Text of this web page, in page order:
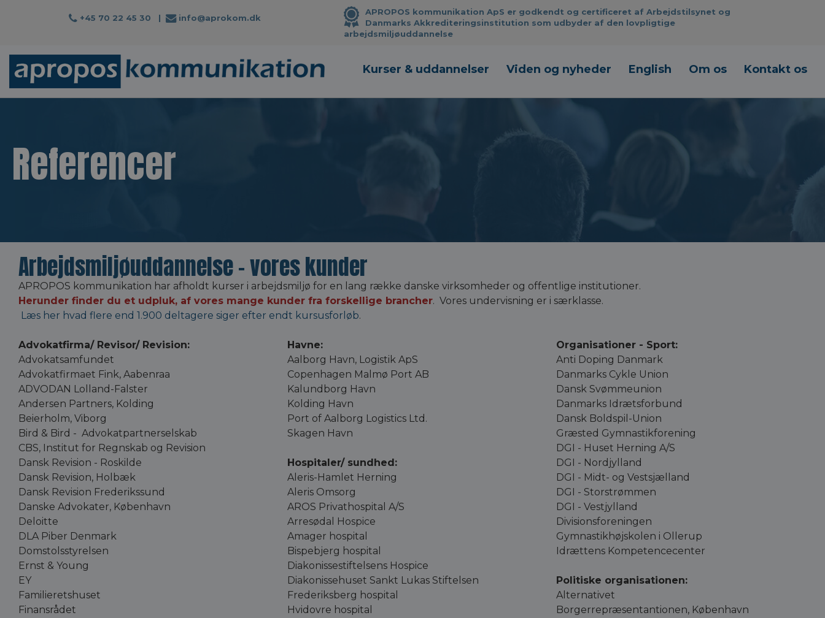
+45 70 22 45 30 | info@aprokom.dk
APROPOS kommunikation ApS er godkendt og certificeret af Arbejdstilsynet og
Danmarks Akkrediteringsinstitution som udbyder af den lovpligtige
arbejdsmiljøuddannelse
Kurser & uddannelser Viden og nyheder English Om os Kontakt os
Referencer
Arbejdsmiljøuddannelse - vores kunder
APROPOS kommunikation har afholdt kurser i arbejdsmiljø for en lang række danske virksomheder og offentlige institutioner.
Herunder finder du et udpluk, af vores mange kunder fra forskellige brancher. Vores undervisning er i særklasse.
Læs her hvad flere end 1.900 deltagere siger efter endt kursusforløb.
Advokatfirma/ Revisor/ Revision:
Advokatsamfundet
Advokatfirmaet Fink, Aabenraa
ADVODAN Lolland-Falster
Andersen Partners, Kolding
Beierholm, Viborg
Bird & Bird - Advokatpartnerselskab
CBS, Institut for Regnskab og Revision
Dansk Revision - Roskilde
Dansk Revision, Holbæk
Dansk Revision Frederikssund
Danske Advokater, København
Deloitte
DLA Piber Denmark
Domstolsstyrelsen
Ernst & Young
EY
Familieretshuset
Finansrådet
Havne:
Aalborg Havn, Logistik ApS
Copenhagen Malmø Port AB
Kalundborg Havn
Kolding Havn
Port of Aalborg Logistics Ltd.
Skagen Havn
Hospitaler/ sundhed:
Aleris-Hamlet Herning
Aleris Omsorg
AROS Privathospital A/S
Arresødal Hospice
Amager hospital
Bispebjerg hospital
Diakonissestiftelsens Hospice
Diakonissehuset Sankt Lukas Stiftelsen
Frederiksberg hospital
Hvidovre hospital
Organisationer - Sport:
Anti Doping Danmark
Danmarks Cykle Union
Dansk Svømmeunion
Danmarks Idrætsforbund
Dansk Boldspil-Union
Græsted Gymnastikforening
DGI - Huset Herning A/S
DGI - Nordjylland
DGI - Midt- og Vestsjælland
DGI - Storstrømmen
DGI - Vestjylland
Divisionsforeningen
Gymnastikhøjskolen i Ollerup
Idrættens Kompetencecenter
Politiske organisationen:
Alternativet
Borgerrepræsentantionen, København